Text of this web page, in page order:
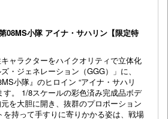
08MS小隊 アイナ・サハリン【限定特
ャラクターをハイクオリティで立体化
・ジェネレーション（GGG）」に、
小隊』のヒロイン “アイナ・サハリ
す。 1/8スケールの彩色済み完成品ボデ
を大胆に開き、抜群のプロポーション
持って手すりに寄りかかる姿は、戦場